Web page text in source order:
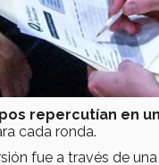
repercutían en
cada ronda.
fue a través de